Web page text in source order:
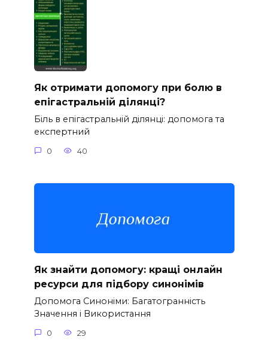
Як отримати допомогу при болю в
епігастральній ділянці?
Біль в епігастральній ділянці: допомога та
експертний
0 40
Як знайти допомогу: кращі онлайн
ресурси для підбору синонімів
Допомога Синоніми: Багатогранність
Значення і Використання
0 29